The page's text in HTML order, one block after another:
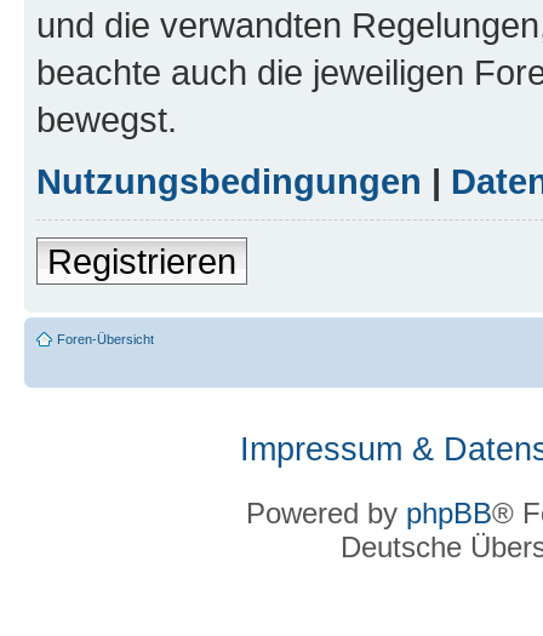
und die verwandten
beachte auch die jeweiligen
bewegst.
Nutzungsbedingungen |
Registrieren
Foren-Übersicht
Impressum &
Powered by phpBB®
Deutsche